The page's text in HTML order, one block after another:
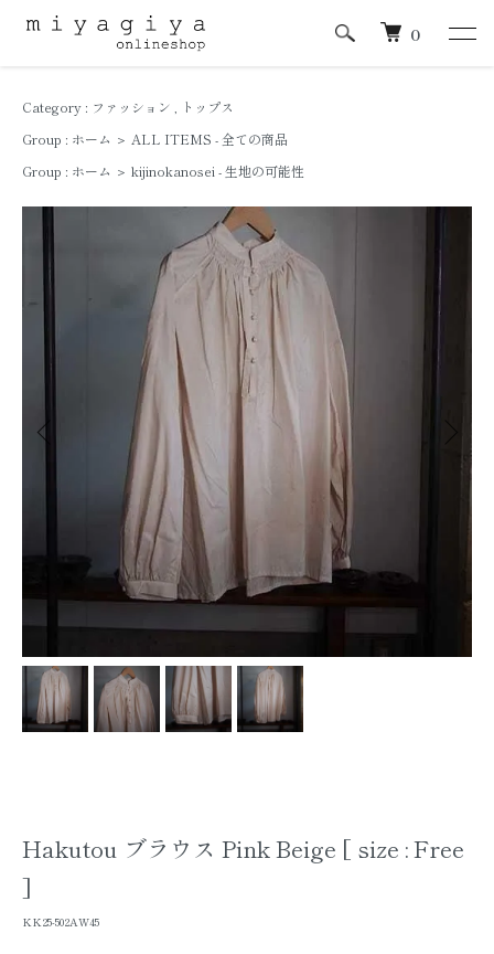
0
Category : ファッション
トップス
Group : ホーム ＞ ALL ITEMS - 全ての商品
Group : ホーム ＞ kijinokanosei - 生地の可能性
Hakutou ブラウス Pink Beige [ size : Free
]
KK25-502AW45